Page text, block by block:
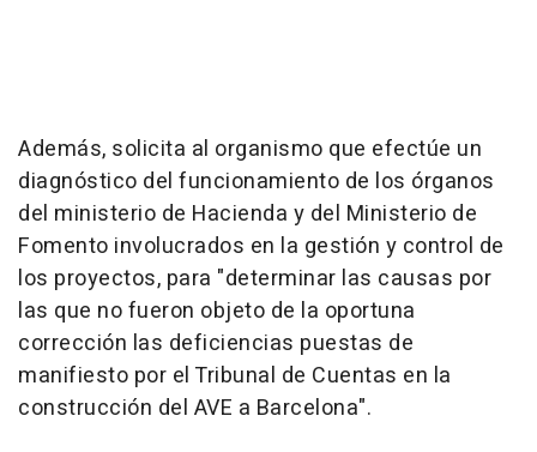
Además, solicita al organismo que efectúe un
diagnóstico del funcionamiento de los órganos
del ministerio de Hacienda y del Ministerio de
Fomento involucrados en la gestión y control de
los proyectos, para "determinar las causas por
las que no fueron objeto de la oportuna
corrección las deficiencias puestas de
manifiesto por el Tribunal de Cuentas en la
construcción del AVE a Barcelona".